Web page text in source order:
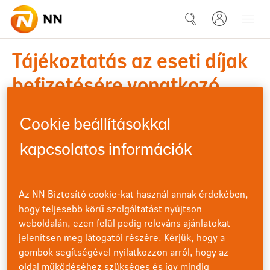
Ugrás a fő tartalomhoz
2024-05-06 Tájékoztatás az
Tájékoztatás az eseti díjak
befizetésére vonatkozó
visszavonásáról
6
korábban érvényben lévő, akciós jelleggel
meghirdetett eseti díjak befizetésére
vonatkozó lehetőséget. Az intézkedés az alábbi
termékeket és szerződéseket érinti:
a 118, 119 és 128-as termékek esetében:
Cookie beállításokkal
kapcsolatos információk
Az NN Biztosító cookie-kat használ annak érdekében,
hogy teljesebb körű szolgáltatást nyújtson
weboldalán, ezen felül pedig releváns ajánlatokat
jelenítsen meg látogatói részére. Kérjük, hogy a
gombok segítségével nyilatkozzon arról, hogy az
oldal működéséhez szükséges és így mindig